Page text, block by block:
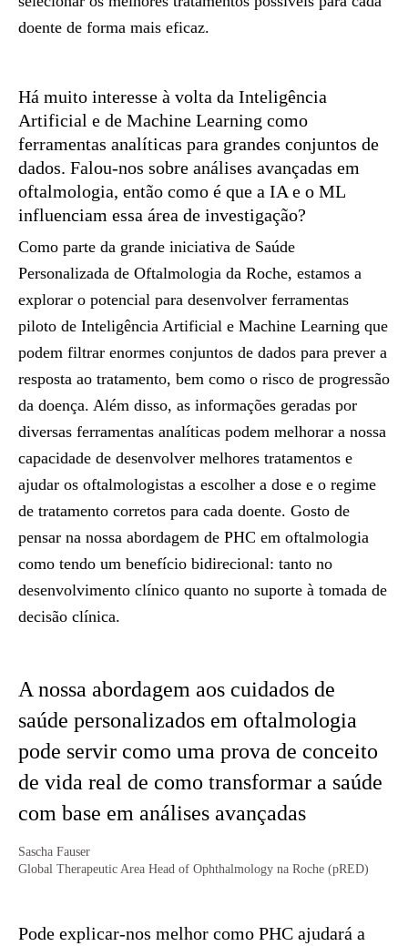
doente de forma mais eficaz.
Há muito interesse à volta da Inteligência
Artificial e de Machine Learning como
ferramentas analíticas para grandes conjuntos de
dados. Falou-nos sobre análises avançadas em
oftalmologia, então como é que a IA e o ML
influenciam essa área de investigação?
Como parte da grande iniciativa de Saúde
Personalizada de Oftalmologia da Roche, estamos a
explorar o potencial para desenvolver ferramentas
piloto de Inteligência Artificial e Machine Learning que
podem filtrar enormes conjuntos de dados para prever a
resposta ao tratamento, bem como o risco de progressão
da doença. Além disso, as informações geradas por
diversas ferramentas analíticas podem melhorar a nossa
capacidade de desenvolver melhores tratamentos e
ajudar os oftalmologistas a escolher a dose e o regime
de tratamento corretos para cada doente. Gosto de
pensar na nossa abordagem de PHC em oftalmologia
como tendo um benefício bidirecional: tanto no
desenvolvimento clínico quanto no suporte à tomada de
decisão clínica.
A nossa abordagem aos cuidados de
saúde personalizados em oftalmologia
pode servir como uma prova de conceito
de vida real de como transformar a saúde
com base em análises avançadas
Sascha Fauser
Global Therapeutic Area Head of Ophthalmology na Roche (pRED)
Pode explicar-nos melhor como PHC ajudará a